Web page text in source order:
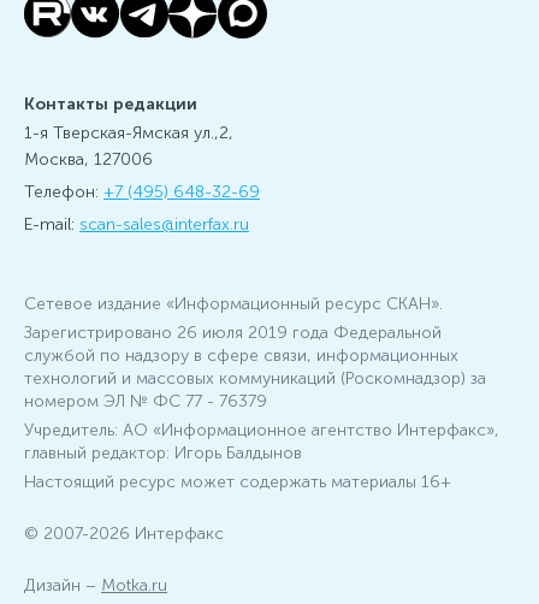
Сетевое издание «Информационный ресурс СКАН».
Зарегистрировано 26 июля 2019 года Федеральной
службой по надзору в сфере связи, информационных
технологий и массовых коммуникаций (Роскомнадзор) за
номером ЭЛ № ФС 77 - 76379
Учредитель: АО «Информационное агентство Интерфакс»,
главный редактор: Игорь Балдынов
Настоящий ресурс может содержать материалы 16+
© 2007-2026 Интерфакс
Дизайн – Motka.ru
Контакты редакции
1-я Тверская-Ямская ул.,2,
Москва, 127006
Телефон: +7 (495) 648-32-69
E-mail: scan-sales@interfax.ru